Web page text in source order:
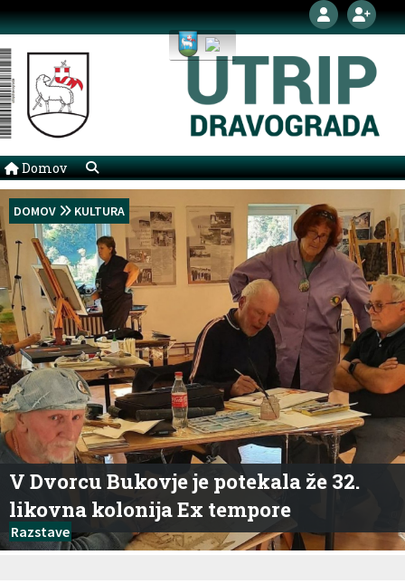
Domov
DOMOV KULTURA
V Dvorcu Bukovje je potekala že 32.
likovna kolonija Ex tempore
Razstave